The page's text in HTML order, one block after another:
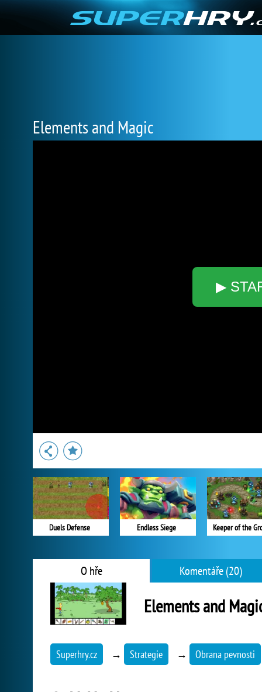
Elements and Magic
▶
Duels Defense Endless Siege Keeper of the
O hře Komentáře (20)
Elements and
Superhry.cz → Strategie → Obrana pevnosti